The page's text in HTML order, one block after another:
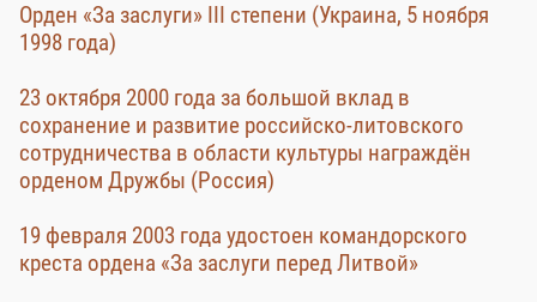
Орден «За заслуги» III степени (Украина, 5 ноября
1998 года)
23 октября 2000 года за большой вклад в
сохранение и развитие российско-литовского
сотрудничества в области культуры награждён
орденом Дружбы (Россия)
19 февраля 2003 года удостоен командорского
креста ордена «За заслуги перед Литвой»